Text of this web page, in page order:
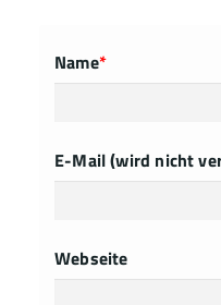
Name*
E-Mail (wird nicht
Webseite